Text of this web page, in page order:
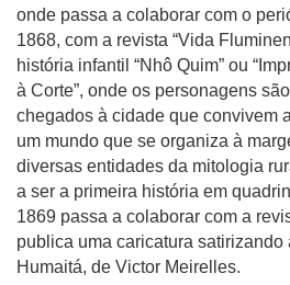
onde passa a colaborar com o
1868, com a revista “Vida
história infantil “Nhô Quim” ou
à Corte”, onde os personagens
chegados à cidade que convivem
um mundo que se organiza à
diversas entidades da mitologia
a ser a primeira história em
1869 passa a colaborar com a
publica uma caricatura satirizando
Humaitá, de Victor Meirelles.